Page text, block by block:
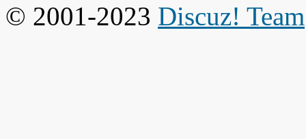
© 2001-2023 Discuz! Team